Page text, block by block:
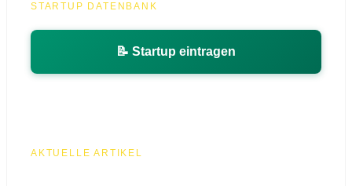
STARTUP DATENBANK
📝 Startup eintragen
AKTUELLE ARTIKEL